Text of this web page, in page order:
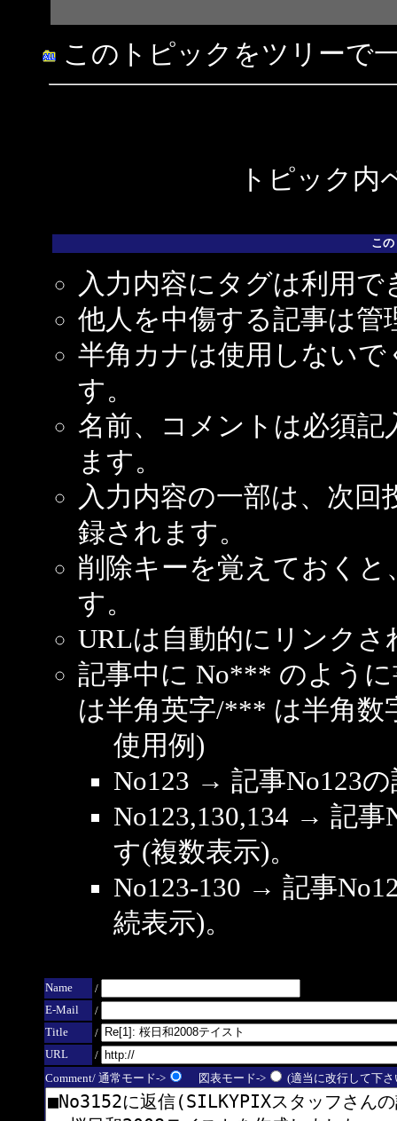
このトピックをツリーで
トピック内
こ
入力内容にタグは利用で
他人を中傷する記事は管
半角カナは使用しない
す。
名前、コメントは必須
ます。
入力内容の一部は、次
録されます。
削除キーを覚えておく
す。
URLは自動的にリンクさ
記事中に No*** のよう
は半角英字/*** は半角数
使用例)
No123 → 記事No123
No123,130,134 → 記
す(複数表示)。
No123-130 → 記事
続表示)。
Name
/
E-Mail
/
Title
/
URL
/
Comment/ 通常モード->
図表モード-> (適当に改行して下